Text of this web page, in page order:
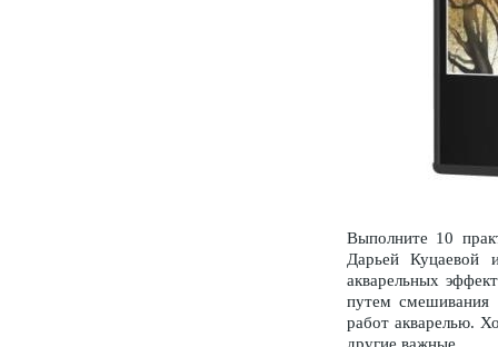
Выполните 10
Дарьей Куцаевой
акварельных
путем смешивания
работ акварелью.
другие важные